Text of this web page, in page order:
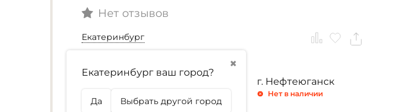
Нет отзывов
Екатеринбург
✖
Екатеринбург ваш город?
Да Выбрать другой город
г. Екатеринбург г. Тюмень г. Нефтеюганск
Нет в наличии